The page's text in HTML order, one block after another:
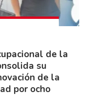
de la
su
de la
por ocho